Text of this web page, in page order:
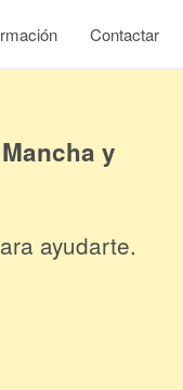
Contactar
y
ayudarte.